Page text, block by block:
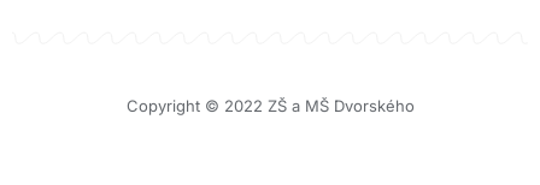
Copyright © 2022 ZŠ a MŠ Dvorského